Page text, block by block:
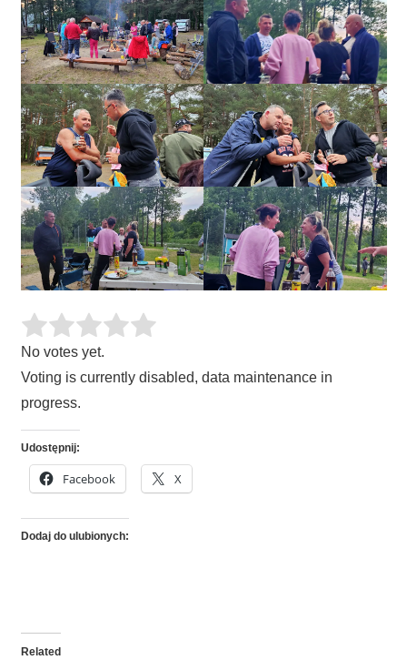
No votes yet.
Voting is currently disabled, data maintenance in
progress.
Udostępnij:
Facebook X
Dodaj do ulubionych:
Related